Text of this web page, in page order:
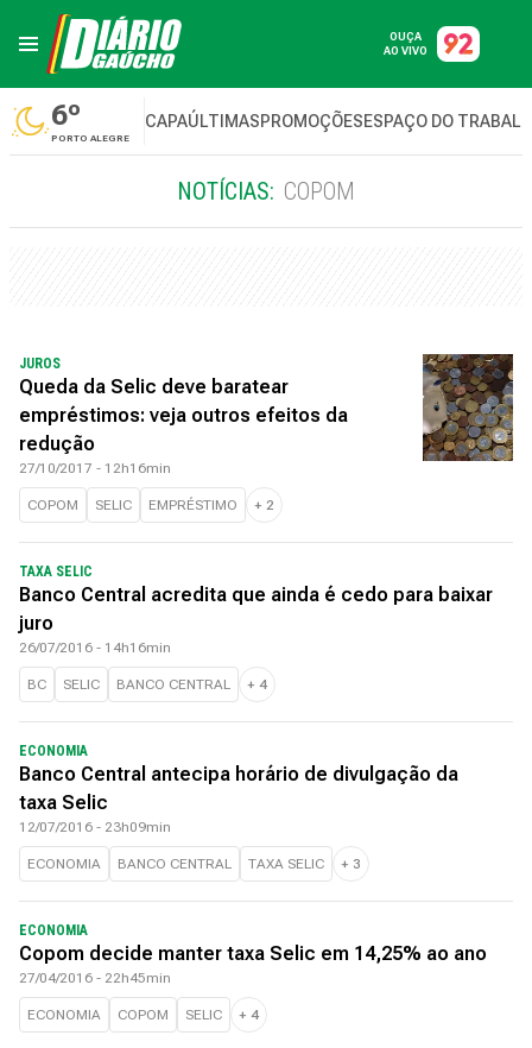
OUÇA
AO VIVO
6º
PORTO ALEGRE
CAPAÚLTIMASPROMOÇÕESESPAÇO DO
NOTÍCIAS: COPOM
JUROS
Queda da Selic deve baratear
empréstimos: veja outros efeitos da
redução
27/10/2017 - 12h16min
COPOM SELIC EMPRÉSTIMO + 2
TAXA SELIC
Banco Central acredita que ainda é cedo para baixar
juro
26/07/2016 - 14h16min
BC SELIC BANCO CENTRAL + 4
ECONOMIA
Banco Central antecipa horário de divulgação da
taxa Selic
12/07/2016 - 23h09min
ECONOMIA BANCO CENTRAL TAXA SELIC + 3
ECONOMIA
Copom decide manter taxa Selic em 14,25% ao ano
27/04/2016 - 22h45min
ECONOMIA COPOM SELIC + 4